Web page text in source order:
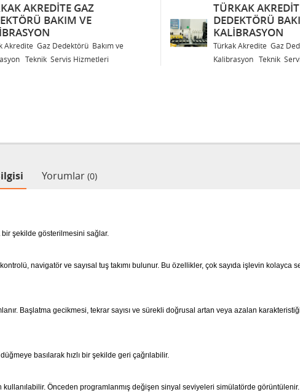
AKREDITE GAZ
BAKIM VE
Gaz Dedektörü Bakım ve
Teknik Servis Hizmetleri
TÜRKAK AKREDITE
DEDEKTÖRÜ
KALIBRASYON
Türkak Akredite Gaz
Kalibrasyon Teknik Servis
Yorumlar (0)
bir şekilde gösterilmesini sağlar.
navigatör ve sayısal tuş takımı bulunur. Bu özellikler, çok sayıda işlevin kolayca
Başlatma gecikmesi, tekrar sayısı ve sürekli doğrusal artan veya azalan karakteristiği
basılarak hızlı bir şekilde geri çağrılabilir.
kullanılabilir. Önceden programlanmış değişen sinyal seviyeleri simülatörde görüntülenir.